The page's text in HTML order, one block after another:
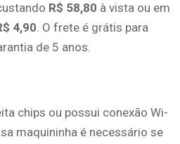
R$ 58,80 à vista ou em
4,90. O frete é grátis para
de 5 anos.
chips ou possui conexão Wi-
maquininha é necessário se